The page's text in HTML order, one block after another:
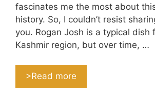
fascinates me the most about
history. So, I couldn’t resist
you. Rogan Josh is a typical dish
Kashmir region, but over time, …
>Read more